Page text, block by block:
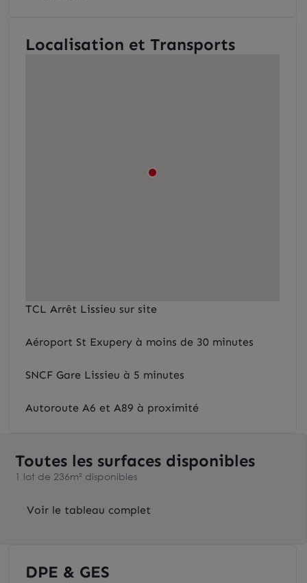
Localisation et Transports
TCL Arrêt Lissieu sur site
Aéroport St Exupery à moins de 30 minutes
SNCF Gare Lissieu à 5 minutes
Autoroute A6 et A89 à proximité
Toutes les surfaces disponibles
1 lot de 236m² disponibles
Voir le tableau complet
DPE & GES